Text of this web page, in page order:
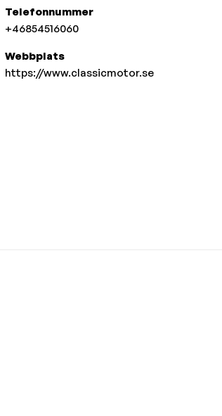
Telefonnummer
+46854516060
Webbplats
https://www.classicmotor.se